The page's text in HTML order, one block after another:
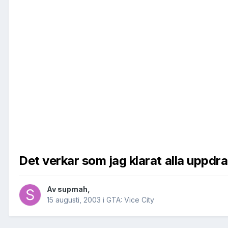
Det verkar som jag klarat alla
Av supmah
15 augusti, 2003 i GTA: Vice City